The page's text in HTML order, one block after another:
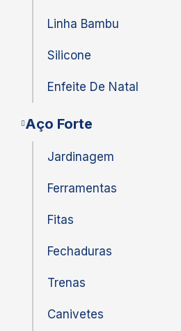
Linha Bambu
Silicone
Enfeite De Natal
Aço Forte
Jardinagem
Ferramentas
Fitas
Fechaduras
Trenas
Canivetes